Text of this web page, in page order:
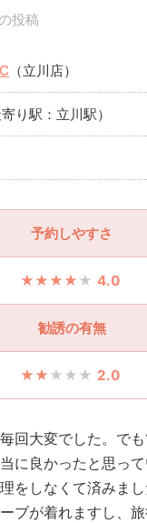
投稿
（立川店）
寄り駅：立川駅）
予約しやすさ
4.0
勧誘の有無
2.0
回大変でした。で
に良かったと思っ
をしなくて済みま
ブが着れますし、